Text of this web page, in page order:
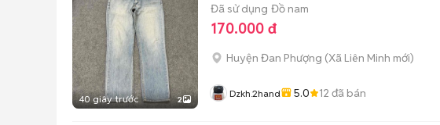
40 giây trước 2
Đã sử dụng Đồ nam
170.000 đ
Huyện Đan Phượng (Xã Liên Minh mới)
Dzkh.2hand 5.0 12 đã bán